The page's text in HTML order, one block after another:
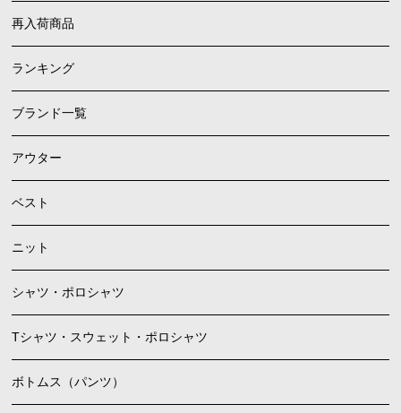
再入荷商品
ランキング
ブランド一覧
アウター
ベスト
ニット
シャツ・ポロシャツ
Tシャツ・スウェット・ポロシャツ
ボトムス（パンツ）